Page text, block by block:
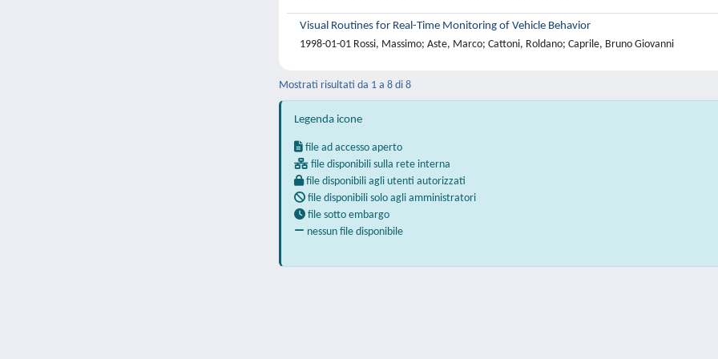
Visual Routines for Real-Time Monitoring of Vehicle Behavior
1998-01-01 Rossi, Massimo; Aste, Marco; Cattoni, Roldano; Caprile, Bruno Giovanni
Mostrati risultati da 1 a 8 di 8
Legenda icone
file ad accesso aperto
file disponibili sulla rete interna
file disponibili agli utenti autorizzati
file disponibili solo agli amministratori
file sotto embargo
nessun file disponibile